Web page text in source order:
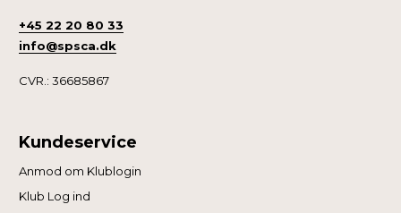
+45 22 20 80 33
info@spsca.dk
CVR.: 36685867
Kundeservice
Anmod om Klublogin
Klub Log ind